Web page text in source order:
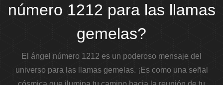
número 1212 para las llamas
gemelas?
El ángel número 1212 es un poderoso mensaje del
universo para las llamas gemelas. ¡Es como una señal